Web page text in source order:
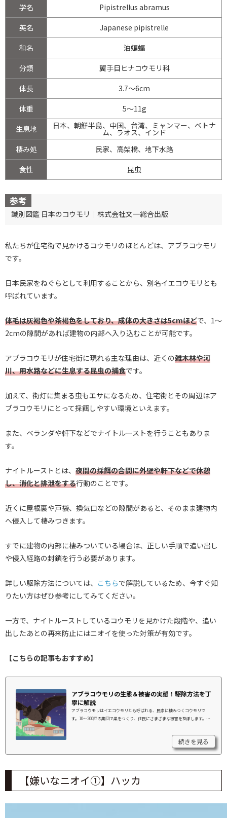
学名
Pipistrellus abramus
英名
Japanese pipistrelle
和名
油蝙蝠
分類
翼手目ヒナコウモリ科
体長
3.7～6cm
体重
5～11g
生息地
日本、朝鮮半島、中国、台湾、ミャンマー、ベトナ
ム、ラオス、インド
棲み処
民家、高架橋、地下水路
食性
昆虫
参考
識別図鑑 日本のコウモリ｜株式会社文一総合出版
私たちが住宅街で見かけるコウモリのほとんどは、アブラコウモリ
です。
日本民家をねぐらとして利用することから、別名イエコウモリとも
呼ばれています。
体毛は灰褐色や茶褐色をしており、成体の大きさは5cmほどで、1〜
2cmの隙間があれば建物の内部へ入り込むことが可能です。
アブラコウモリが住宅街に現れる主な理由は、近くの雑木林や河
川、用水路などに生息する昆虫の捕食です。
加えて、街灯に集まる虫もエサになるため、住宅街とその周辺はア
ブラコウモリにとって採餌しやすい環境といえます。
また、ベランダや軒下などでナイトルーストを行うこともありま
す。
ナイトルーストとは、 夜間の採餌の合間に外壁や軒下などで休憩
し、消化と排泄をする行動のことです。
近くに屋根裏や戸袋、換気口などの隙間があると、そのまま建物内
へ侵入して棲みつきます。
すでに建物の内部に棲みついている場合は、正しい手順で追い出し
や侵入経路の封鎖を行う必要があります。
詳しい駆除方法については、 こちらで解説しているため、今すぐ知
りたい方はぜひ参考にしてみてください。
一方で、ナイトルーストしているコウモリを見かけた段階や、追い
出したあとの再来防止にはニオイを使った対策が有効です。
【こちらの記事もおすすめ】
アブラコウモリの生態＆被害の実態！駆除方法を丁
寧に解説
アブラコウモリはイエコウモリとも呼ばれる、民家に棲みつくコウモリで
す。10～200匹の集団で巣をつくり、住民にさまざまな被害を及ぼします。
配」「自分や家族がどんな被害にあうのだろう」と不安を抱いている方は多
いでしょう。この記事では、アブラコウモリの生態や活動時期、民家に棲み
つく理由や正しい駆除方法を解説します。アブラコウモリの生態と被害の実
続きを見る
【嫌いなニオイ①】ハッカ